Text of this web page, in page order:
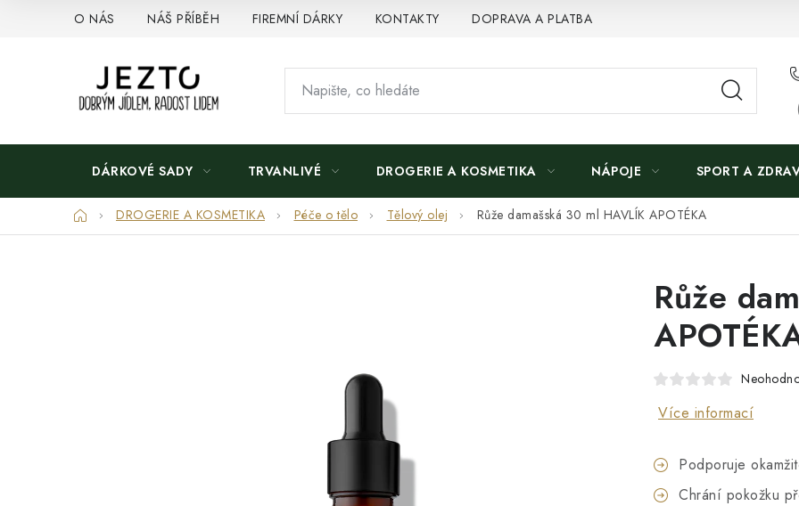
O NÁS NÁŠ PŘÍBĚH FIREMNÍ DÁRKY KONTAKTY DOPRAVA A PLATBA
DÁRKOVÉ SADY TRVANLIVÉ DROGERIE A KOSMETIKA NÁPOJE SPORT A
DomůDROGERIE A KOSMETIKA Péče o tělo Tělový olej Růže damašská 30 ml HAVLÍK APOTÉKA
Růže
Více informací
Podporuje
Chrání pokožku